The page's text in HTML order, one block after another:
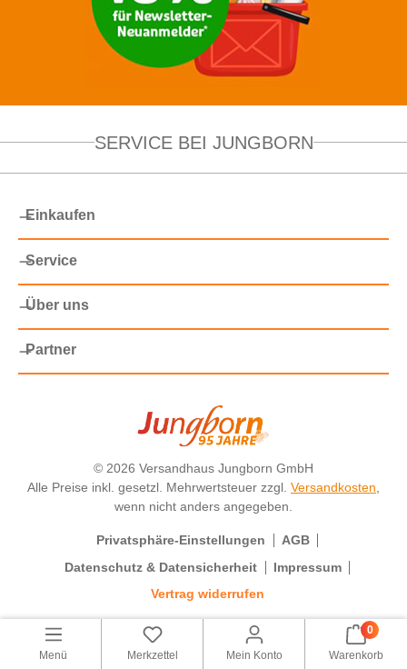
SERVICE BEI JUNGBORN
Einkaufen
Service
Über uns
Partner
© 2026 Versandhaus Jungborn GmbH
Alle Preise inkl. gesetzl. Mehrwertsteuer zzgl. Versandkosten,
wenn nicht anders angegeben.
Privatsphäre-Einstellungen
AGB
Datenschutz & Datensicherheit
Impressum
Vertrag widerrufen
Menü Merkzettel Mein Konto
0
Warenkorb